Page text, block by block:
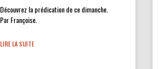
Découvrez la prédication de ce dimanche.
Par Françoise.
LIRE LA SUITE